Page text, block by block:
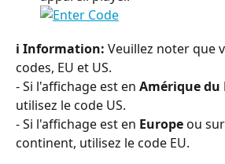
ℹ️ Information: Veuillez noter que
codes, EU et US.
- Si l'affichage est en Amérique du
utilisez le code US.
- Si l'affichage est en Europe ou
continent, utilisez le code EU.